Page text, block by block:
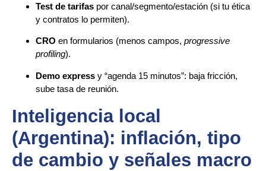
Test de tarifas por canal/segmento/estación (si tu ética
y contratos lo permiten).
CRO en formularios (menos campos, progressive
profiling).
Demo express y “agenda 15 minutos”: baja fricción,
sube tasa de reunión.
Inteligencia local
(Argentina): inflación, tipo
de cambio y señales macro